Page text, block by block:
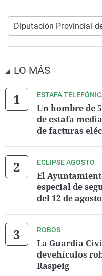
Diputación Provincial
LO MÁS
ESTAFA
Un hombre de
de estafa
de facturas
ECLIPSE AGOSTO
El
especial de
del 12 de
ROBOS
La Guardia
devehículos
Raspeig